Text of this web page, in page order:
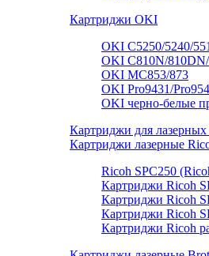
Картриджи OKI
OKI C5250/5240/
OKI C810N/
OKI MC853/873
OKI Pro9431/
OKI черно-белые
Картриджи для лазерных
Картриджи лазерные
Ricoh SPC250
Картриджи Ricoh
Картриджи Ricoh
Картриджи Ricoh
Картриджи Ricoh